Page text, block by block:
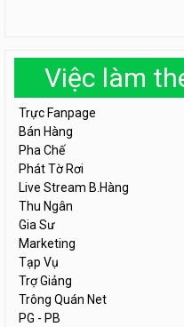
Việc làm
Trực Fanpage
Bán Hàng
Pha Chế
Phát Tờ Rơi
Live Stream B.Hàng
Thu Ngân
Gia Sư
Marketing
Tạp Vụ
Trợ Giảng
Trông Quán Net
PG - PB